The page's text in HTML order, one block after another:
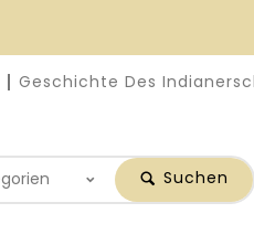
Geschichte Des
Suchen